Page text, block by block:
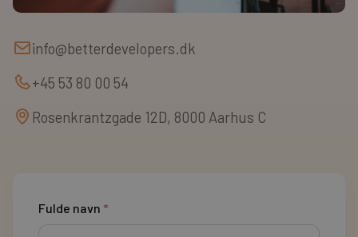
info@betterdevelopers.dk
+45 53 80 00 54
Rosenkrantzgade 12D, 8000 Aarhus C
Fulde navn *